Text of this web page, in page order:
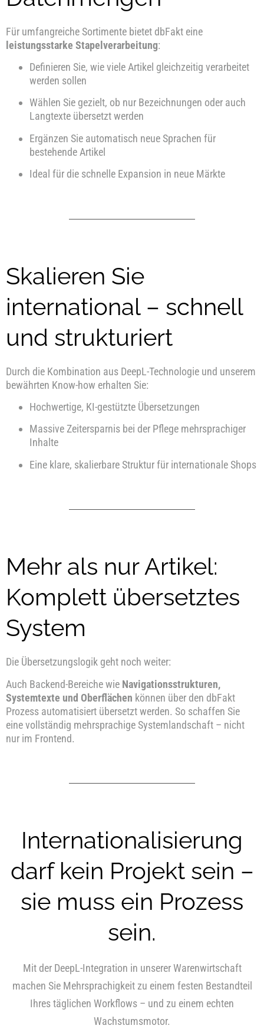
Für umfangreiche Sortimente bietet dbFakt eine
leistungsstarke Stapelverarbeitung:
Definieren Sie, wie viele Artikel gleichzeitig verarbeitet
werden sollen
Wählen Sie gezielt, ob nur Bezeichnungen oder auch
Langtexte übersetzt werden
Ergänzen Sie automatisch neue Sprachen für
bestehende Artikel
Ideal für die schnelle Expansion in neue Märkte
Skalieren Sie
international – schnell
und strukturiert
Durch die Kombination aus DeepL-Technologie und unserem
bewährten Know-how erhalten Sie:
Hochwertige, KI-gestützte Übersetzungen
Massive Zeitersparnis bei der Pflege mehrsprachiger
Inhalte
Eine klare, skalierbare Struktur für internationale Shops
Mehr als nur Artikel:
Komplett übersetztes
System
Die Übersetzungslogik geht noch weiter:
Auch Backend-Bereiche wie Navigationsstrukturen,
Systemtexte und Oberflächen können über den dbFakt
Prozess automatisiert übersetzt werden. So schaffen Sie
eine vollständig mehrsprachige Systemlandschaft – nicht
nur im Frontend.
Internationalisierung
darf kein Projekt sein –
sie muss ein Prozess
sein.
Mit der DeepL-Integration in unserer Warenwirtschaft
machen Sie Mehrsprachigkeit zu einem festen Bestandteil
Ihres täglichen Workflows – und zu einem echten
Wachstumsmotor.